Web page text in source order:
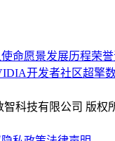
使命愿景发展历程荣
开发者社区超擎
智科技有限公司 版权